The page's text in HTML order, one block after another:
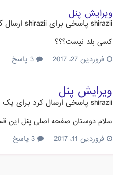
ویرایش پنل
shirazii پاسخی برای shirazii
کسی بلد نیست؟؟؟
فروردین 27، 2017
ویرایش پنل
shirazii پاسخی ارسال کرد برای
سلام دوستان صفحه اصلی پنل این
فروردین 11، 2017